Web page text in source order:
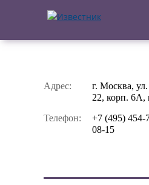
Адрес:
г. Москва,
22, корп. 6А,
Телефон:
+7 (495) 454-
08-15